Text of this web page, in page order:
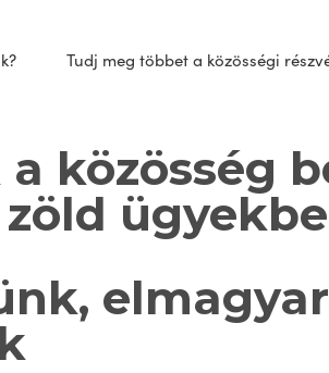
Tudj meg többet a közösségi
közösség
ügyekbe